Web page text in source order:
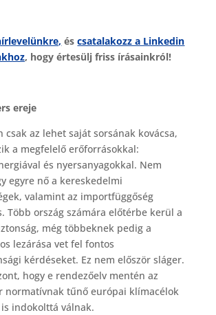
éscsatalakozz a Linkedin
, hogy értesülj friss írásainkról!
ereje
csak az lehet saját sorsának kovácsa,
a megfelelő erőforrásokkal:
és nyersanyagokkal. Nem
egyre nő a kereskedelmi
valamint az importfüggőség
Több ország számára előtérbe kerül a
még többeknek pedig a
lezárása vet fel fontos
kérdéseket. Ez nem először sláger.
hogy e rendezőelv mentén az
normatívnak tűnő európai klímacélok
indokolttá válnak.